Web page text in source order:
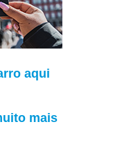
aqui
mais